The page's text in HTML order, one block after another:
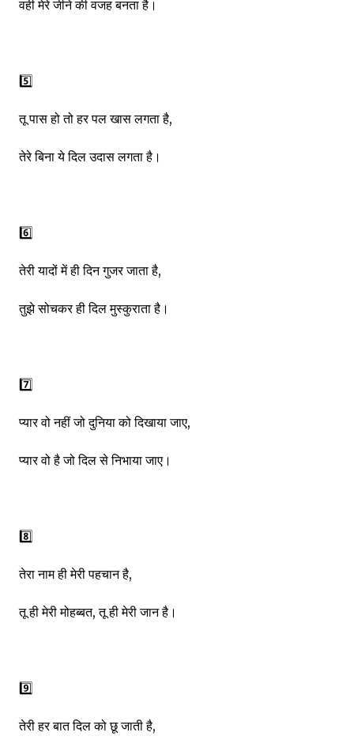
वही मेरे जीने की वजह बनता है।
5️⃣
तू पास हो तो हर पल खास लगता है,
तेरे बिना ये दिल उदास लगता है।
6️⃣
तेरी यादों में ही दिन गुजर जाता है,
तुझे सोचकर ही दिल मुस्कुराता है।
7️⃣
प्यार वो नहीं जो दुनिया को दिखाया जाए,
प्यार वो है जो दिल से निभाया जाए।
8️⃣
तेरा नाम ही मेरी पहचान है,
तू ही मेरी मोहब्बत, तू ही मेरी जान है।
9️⃣
तेरी हर बात दिल को छू जाती है,